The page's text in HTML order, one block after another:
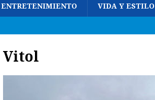
ENTRETENIMIENTO VIDA Y ESTILO
Vitol